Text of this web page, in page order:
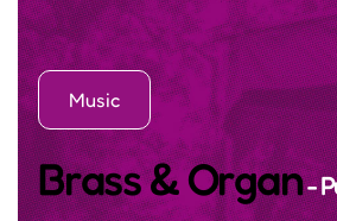
Music
Brass & Organ-